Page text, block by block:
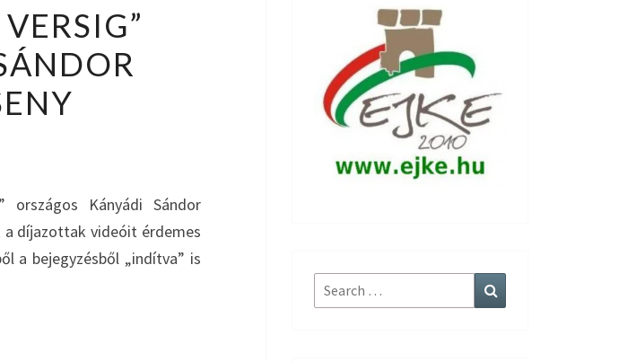
Kányádi Sándor
díjazottak videóit érdemes
a bejegyzésből „indítva” is
Search
for: